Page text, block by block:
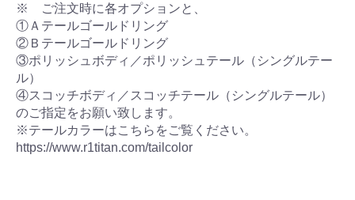
※ ご注文時に各オプションと、
①Ａテールゴールドリング
②Ｂテールゴールドリング
③ポリッシュボディ／ポリッシュテール（シングルテー
ル）
④スコッチボディ／スコッチテール（シングルテール）
のご指定をお願い致します。
※テールカラーはこちらをご覧ください。
https://www.r1titan.com/tailcolor